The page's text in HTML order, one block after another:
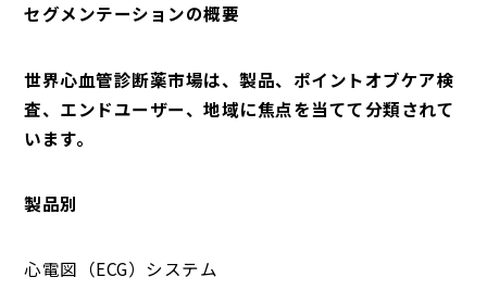
セグメンテーションの概要
世界心血管診断薬市場は、製品、ポイントオブケア検
査、エンドユーザー、地域に焦点を当てて分類されて
います。
製品別
心電図（ECG）システム